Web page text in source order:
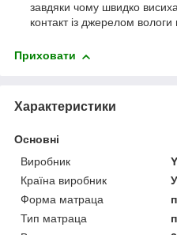
завдяки чому швидко
контакт із джерелом вологи
Приховати
Характеристики
Основні
Виробник
Країна виробник
Форма матраца
Тип матраца